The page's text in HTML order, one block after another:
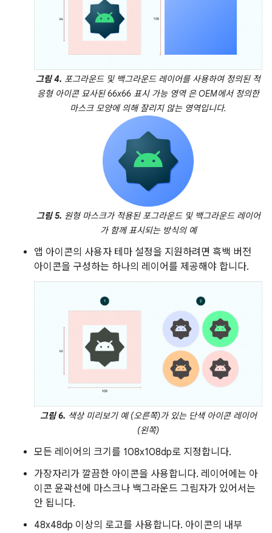
그림 4. 포그라운드 및 백그라운드 레이어를 사용하여 정의된 적
응형 아이콘 묘사된 66x66 표시 가능 영역은 OEM에서 정의한
마스크 모양에 의해 잘리지 않는 영역입니다.
그림 5. 원형 마스크가 적용된 포그라운드 및 백그라운드 레이어
가 함께 표시되는 방식의 예
앱 아이콘의 사용자 테마 설정을 지원하려면 흑백 버전
아이콘을 구성하는 하나의 레이어를 제공해야 합니다.
그림 6. 색상 미리보기 예 (오른쪽)가 있는 단색 아이콘 레이어
(왼쪽)
모든 레이어의 크기를 108x108dp로 지정합니다.
가장자리가 깔끔한 아이콘을 사용합니다. 레이어에는 아
이콘 윤곽선에 마스크나 백그라운드 그림자가 있어서는
안 됩니다.
48x48dp 이상의 로고를 사용합니다. 아이콘의 내부